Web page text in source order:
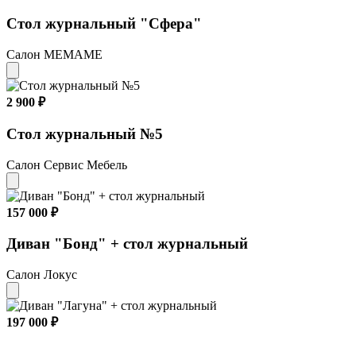
Стол журнальный "Сфера"
Салон МЕМАМЕ
2 900 ₽
Стол журнальный №5
Салон Сервис Мебель
157 000 ₽
Диван "Бонд" + стол журнальный
Салон Локус
197 000 ₽